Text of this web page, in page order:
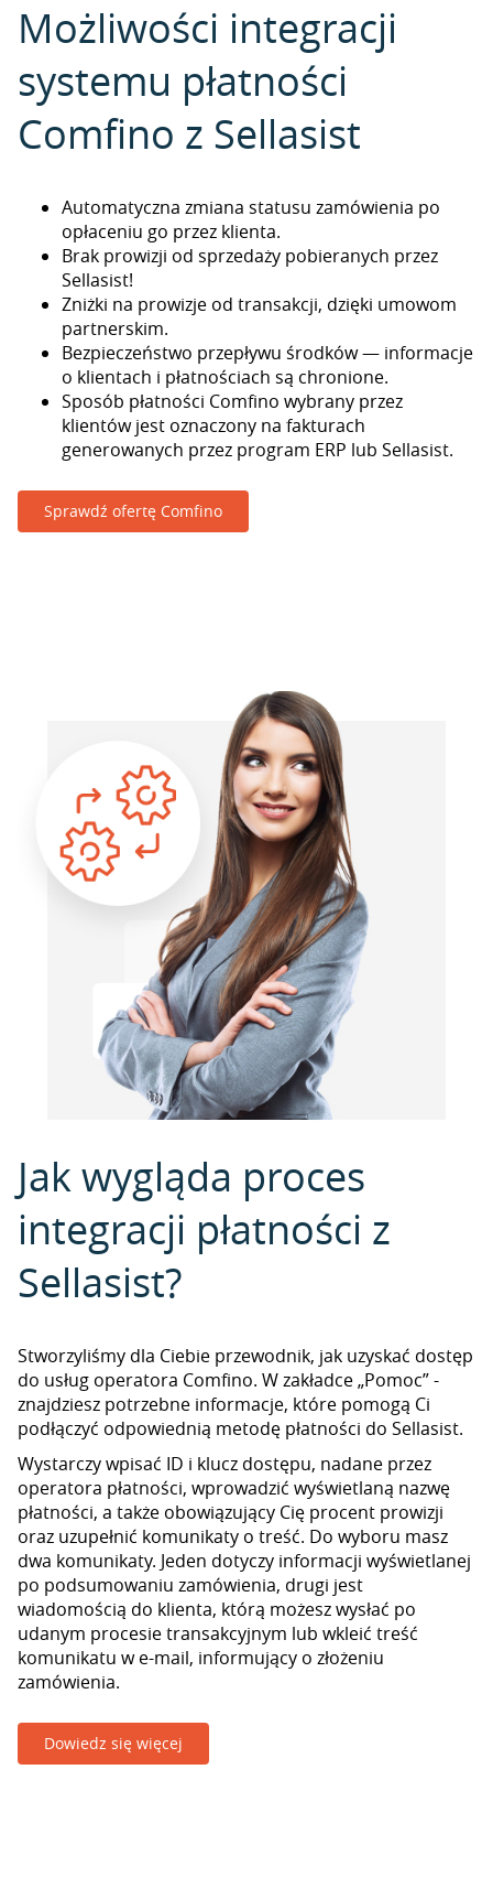
Możliwości integracji
systemu płatności
Comfino z Sellasist
Automatyczna zmiana statusu zamówienia po
opłaceniu go przez klienta.
Brak prowizji od sprzedaży pobieranych przez
Sellasist!
Zniżki na prowizje od transakcji, dzięki umowom
partnerskim.
Bezpieczeństwo przepływu środków — informacje
o klientach i płatnościach są chronione.
Sposób płatności Comfino wybrany przez
klientów jest oznaczony na fakturach
generowanych przez program ERP lub Sellasist.
Sprawdź ofertę Comfino
Jak wygląda proces
integracji płatności z
Sellasist?
Stworzyliśmy dla Ciebie przewodnik, jak uzyskać dostęp
do usług operatora Comfino. W zakładce „Pomoc” -
znajdziesz potrzebne informacje, które pomogą Ci
podłączyć odpowiednią metodę płatności do Sellasist.
Wystarczy wpisać ID i klucz dostępu, nadane przez
operatora płatności, wprowadzić wyświetlaną nazwę
płatności, a także obowiązujący Cię procent prowizji
oraz uzupełnić komunikaty o treść. Do wyboru masz
dwa komunikaty. Jeden dotyczy informacji wyświetlanej
po podsumowaniu zamówienia, drugi jest
wiadomością do klienta, którą możesz wysłać po
udanym procesie transakcyjnym lub wkleić treść
komunikatu w e-mail, informujący o złożeniu
zamówienia.
Dowiedz się więcej